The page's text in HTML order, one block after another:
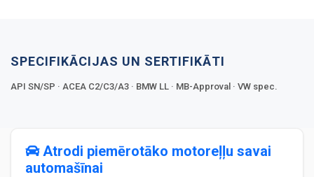
SPECIFIKĀCIJAS UN SERTIFIKĀTI
API SN/SP · ACEA C2/C3/A3 · BMW LL · MB-Approval · VW spec.
Atrodi piemērotāko motoreļļu savai
automašīnai